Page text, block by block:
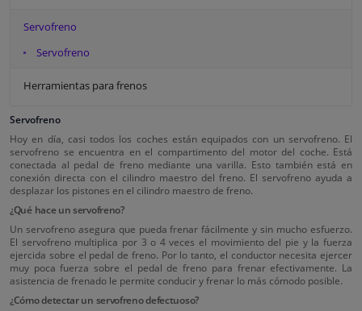
Servofreno
Servofreno
Herramientas para frenos
Servofreno
Hoy en día, casi todos los coches están equipados con un servofreno. El
servofreno se encuentra en el compartimento del motor del coche. Está
conectada al pedal de freno mediante una varilla. Esto también está en
conexión directa con el cilindro maestro del freno. El servofreno ayuda a
desplazar los pistones en el cilindro maestro de freno.
¿Qué hace un servofreno?
Un servofreno asegura que pueda frenar fácilmente y sin mucho esfuerzo.
El servofreno multiplica por 3 o 4 veces el movimiento del pie y la fuerza
ejercida sobre el pedal de freno. Por lo tanto, el conductor necesita ejercer
muy poca fuerza sobre el pedal de freno para frenar efectivamente. La
asistencia de frenado le permite conducir y frenar lo más cómodo posible.
¿Cómo detectar un servofreno defectuoso?